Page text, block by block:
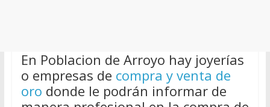
En Poblacion de Arroyo hay joyerías
o empresas de compra y venta de
oro donde le podrán informar de